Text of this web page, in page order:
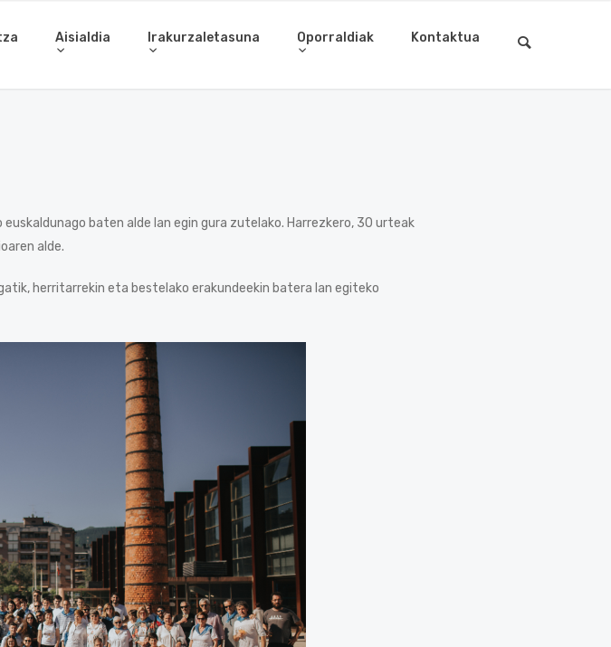
Aisialdia Irakurzaletasuna Oporraldiak Kontaktua
baten alde lan egin gura zutelako. Harrezkero, 30 urteak
alde.
herritarrekin eta bestelako erakundeekin batera lan egiteko